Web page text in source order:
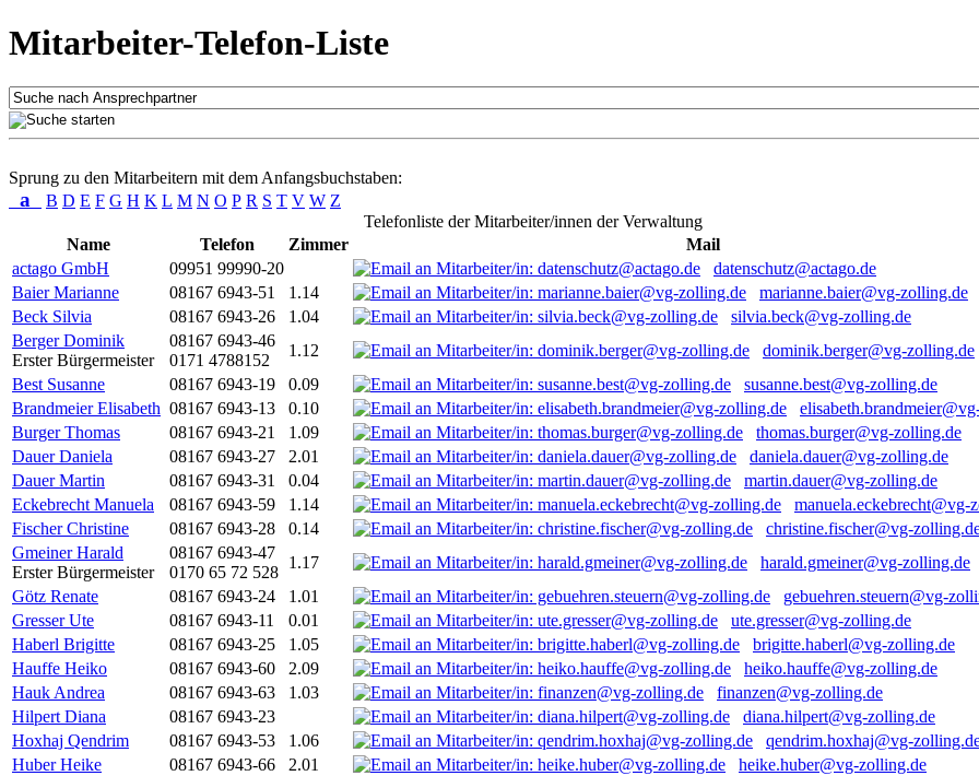
Mitarbeiter-Telefon-Liste
Sprung zu den Mitarbeitern mit dem Anfangsbuchstaben:
a B D E F G H K L M N O P R S T V W Z
Telefonliste der Mitarbeiter/innen der Verwaltung
Name
Telefon Zimmer
Mail
actago GmbH
09951 99990-20
datenschutz@actago.de
Baier Marianne
08167 6943-51 1.14
marianne.baier@vg-zolling.de
Beck Silvia
08167 6943-26 1.04
silvia.beck@vg-zolling.de
Berger Dominik
Erster Bürgermeister
08167 6943-46
0171 4788152
1.12
dominik.berger@vg-zolling.de
Best Susanne
08167 6943-19 0.09
susanne.best@vg-zolling.de
Brandmeier Elisabeth 08167 6943-13 0.10
Burger Thomas
08167 6943-21 1.09
thomas.burger@vg-zolling.de
Dauer Daniela
08167 6943-27 2.01
daniela.dauer@vg-zolling.de
Dauer Martin
08167 6943-31 0.04
martin.dauer@vg-zolling.de
Eckebrecht Manuela
08167 6943-59 1.14
manuela.eckebrecht@vg-
Fischer Christine
08167 6943-28 0.14
christine.fischer@vg-
Gmeiner Harald
Erster Bürgermeister
08167 6943-47
0170 65 72 528
1.17
harald.gmeiner@vg-zolling.de
Götz Renate
08167 6943-24 1.01
gebuehren.steuern@vg-
Gresser Ute
08167 6943-11 0.01
ute.gresser@vg-zolling.de
Haberl Brigitte
08167 6943-25 1.05
brigitte.haberl@vg-zolling.de
Hauffe Heiko
08167 6943-60 2.09
heiko.hauffe@vg-zolling.de
Hauk Andrea
08167 6943-63 1.03
finanzen@vg-zolling.de
Hilpert Diana
08167 6943-23
diana.hilpert@vg-zolling.de
Hoxhaj Qendrim
08167 6943-53 1.06
qendrim.hoxhaj@vg-
Huber Heike
08167 6943-66 2.01
heike.huber@vg-zolling.de